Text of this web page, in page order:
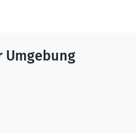
Umgebung